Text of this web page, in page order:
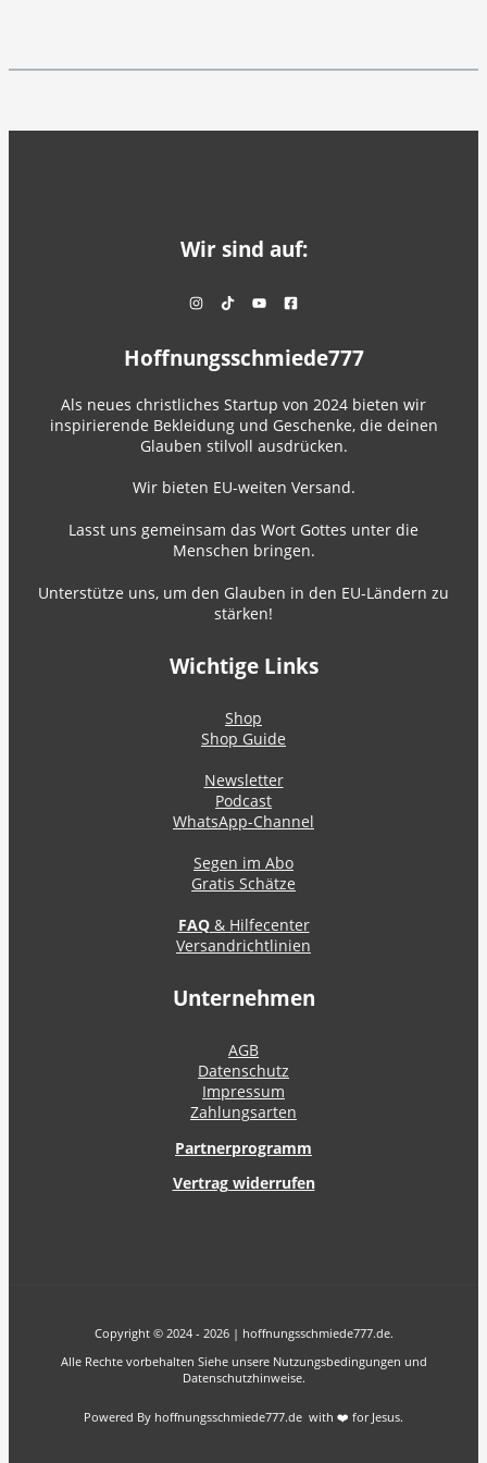
Wir sind auf:
Hoffnungsschmiede777
Als neues christliches Startup von 2024 bieten wir
inspirierende Bekleidung und Geschenke, die deinen
Glauben stilvoll ausdrücken.
Wir bieten EU-weiten Versand.
Lasst uns gemeinsam das Wort Gottes unter die
Menschen bringen.
Unterstütze uns, um den Glauben in den EU-Ländern zu
stärken!
Wichtige Links
Shop
Shop Guide
Newsletter
Podcast
WhatsApp-Channel
Segen im Abo
Gratis Schätze
FAQ& Hilfecenter
Versandrichtlinien
Unternehmen
AGB
Datenschutz
Impressum
Zahlungsarten
Partnerprogramm
Vertrag widerrufen
Copyright © 2024 - 2026 | hoffnungsschmiede777.de.
Alle Rechte vorbehalten Siehe unsere Nutzungsbedingungen und
Datenschutzhinweise.
Powered By hoffnungsschmiede777.de with ❤️ for Jesus.